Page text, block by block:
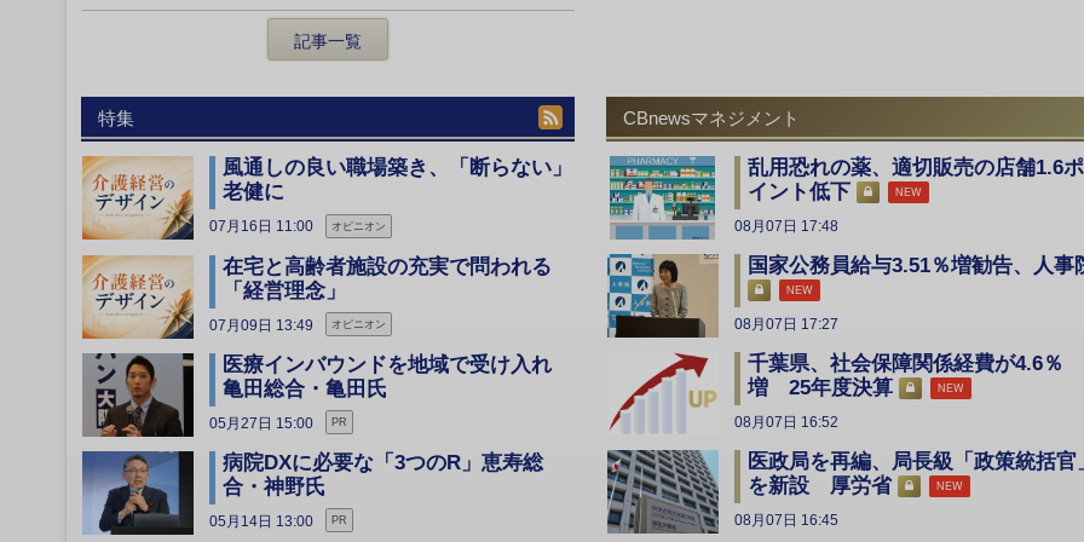
記事一覧
特集
風通しの良い職場築き、「断らない」
老健に
07月16日 11:00 オピニオン
在宅と高齢者施設の充実で問われる
「経営理念」
07月09日 13:49 オピニオン
医療インバウンドを地域で受け入れ
亀田総合・亀田氏
05月27日 15:00 PR
病院DXに必要な「3つのR」恵寿総
合・神野氏
05月14日 13:00 PR
CBnewsマネジメント
乱用恐れの薬、適切販売の店舗1.6ポ
イント低下
NEW
08月07日 17:48
国家公務員給与3.51％増勧告、人事
NEW
08月07日 17:27
千葉県、社会保障関係経費が4.6％
増 25年度決算
NEW
08月07日 16:52
医政局を再編、局長級「政策統括官
を新設 厚労省
NEW
08月07日 16:45